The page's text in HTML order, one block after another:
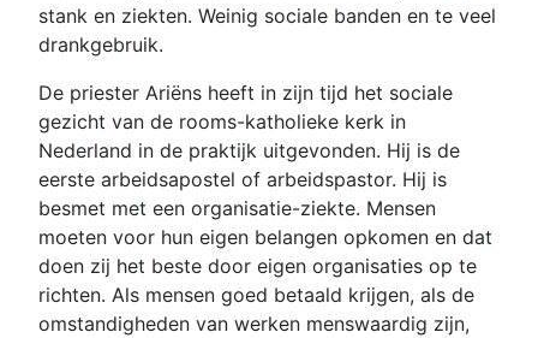
stank en ziekten. Weinig sociale banden en te veel
drankgebruik.
De priester Ariëns heeft in zijn tijd het sociale
gezicht van de rooms-katholieke kerk in
Nederland in de praktijk uitgevonden. Hij is de
eerste arbeidsapostel of arbeidspastor. Hij is
besmet met een organisatie-ziekte. Mensen
moeten voor hun eigen belangen opkomen en dat
doen zij het beste door eigen organisaties op te
richten. Als mensen goed betaald krijgen, als de
omstandigheden van werken menswaardig zijn,